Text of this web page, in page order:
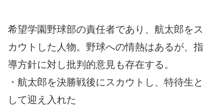
希望学園野球部の責任者であり、航太郎をス
カウトした人物。野球への情熱はあるが、指
導方針に対し批判的意見も存在する。
・航太郎を決勝戦後にスカウトし、特待生と
して迎え入れた